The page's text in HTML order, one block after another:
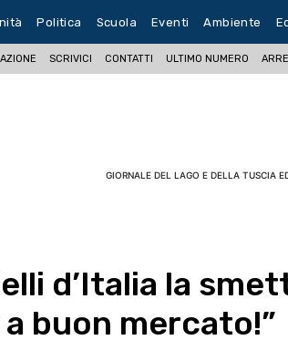
Politica Scuola Eventi Ambiente
SCRIVICI CONTATTI ULTIMO NUMERO
GIORNALE DEL LAGO E DELLA TUSCIA
d’Italia la
buon mercato!”